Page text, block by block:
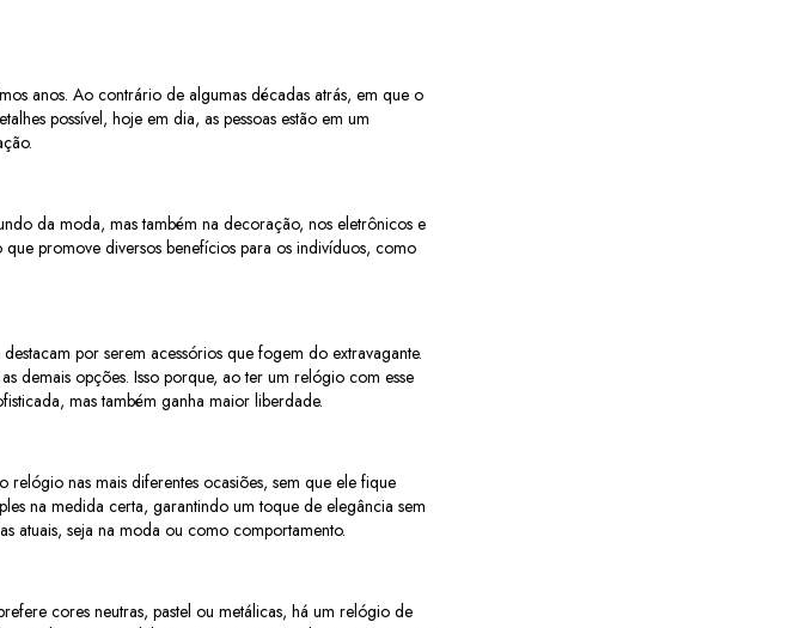
anos. Ao contrário de algumas décadas atrás, em que o
possível, hoje em dia, as pessoas estão em um
da moda, mas também na decoração, nos eletrônicos e
que promove diversos benefícios para os indivíduos, como
por serem acessórios que fogem do extravagante.
demais opções. Isso porque, ao ter um relógio com esse
mas também ganha maior liberdade.
nas mais diferentes ocasiões, sem que ele fique
na medida certa, garantindo um toque de elegância sem
atuais, seja na moda ou como comportamento.
cores neutras, pastel ou metálicas, há um relógio de